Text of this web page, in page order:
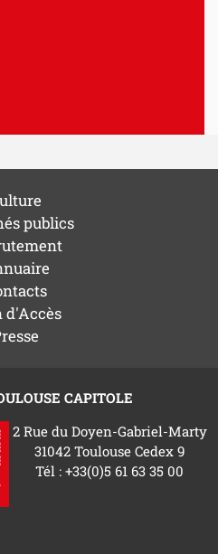
publics
d'Accès
CAPITOLE
2 Rue du Doyen-Gabriel-Marty
31042 Toulouse Cedex 9
Tél : +33(0)5 61 63 35 00